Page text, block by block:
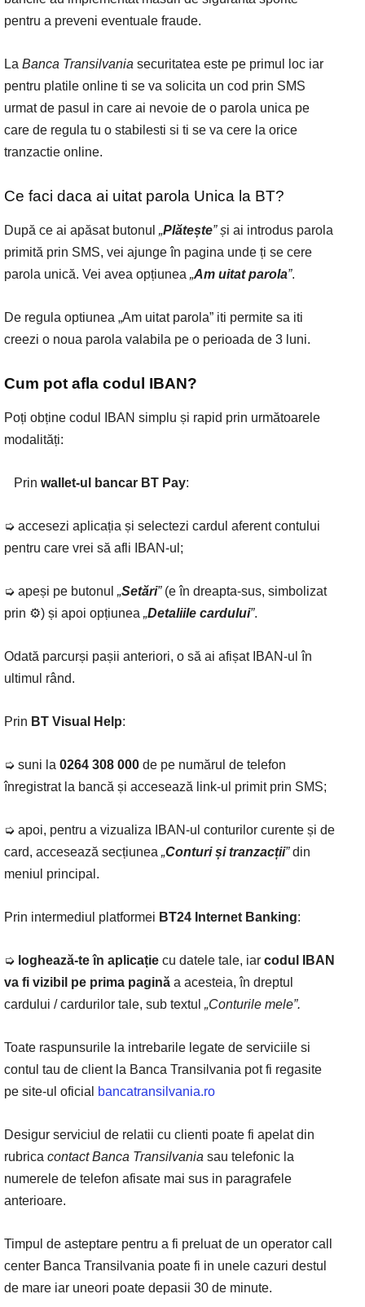
pentru a preveni eventuale fraude.
La Banca Transilvania securitatea este pe primul loc iar
pentru platile online ti se va solicita un cod prin SMS
urmat de pasul in care ai nevoie de o parola unica pe
care de regula tu o stabilesti si ti se va cere la orice
tranzactie online.
Ce faci daca ai uitat parola Unica la BT?
După ce ai apăsat butonul „Plătește” și ai introdus parola
primită prin SMS, vei ajunge în pagina unde ți se cere
parola unică. Vei avea opțiunea „Am uitat parola”.
De regula optiunea „Am uitat parola” iti permite sa iti
creezi o noua parola valabila pe o perioada de 3 luni.
Cum pot afla codul IBAN?
Poți obține codul IBAN simplu și rapid prin următoarele
modalități:
⠀Prin wallet-ul bancar BT Pay:
➭ accesezi aplicația și selectezi cardul aferent contului
pentru care vrei să afli IBAN-ul;
➭ apeși pe butonul „Setări”(e în dreapta-sus, simbolizat
prin ⚙) și apoi opțiunea „Detaliile cardului”.
Odată parcurși pașii anteriori, o să ai afișat IBAN-ul în
ultimul rând.
Prin BT Visual Help:
➭ suni la 0264 308 000 de pe numărul de telefon
înregistrat la bancă și accesează link-ul primit prin SMS;
➭ apoi, pentru a vizualiza IBAN-ul conturilor curente și de
card, accesează secțiunea „Conturi și tranzacții”din
meniul principal.
Prin intermediul platformei BT24 Internet Banking:
➭ loghează-te în aplicație cu datele tale, iar codul IBAN
va fi vizibil pe prima pagină a acesteia, în dreptul
cardului / cardurilor tale, sub textul „Conturile mele”.
Toate raspunsurile la intrebarile legate de serviciile si
contul tau de client la Banca Transilvania pot fi regasite
pe site-ul oficial
bancatransilvania.ro
Desigur serviciul de relatii cu clienti poate fi apelat din
rubrica contact Banca Transilvania sau telefonic la
numerele de telefon afisate mai sus in paragrafele
anterioare.
Timpul de asteptare pentru a fi preluat de un operator call
center Banca Transilvania poate fi in unele cazuri destul
de mare iar uneori poate depasii 30 de minute.